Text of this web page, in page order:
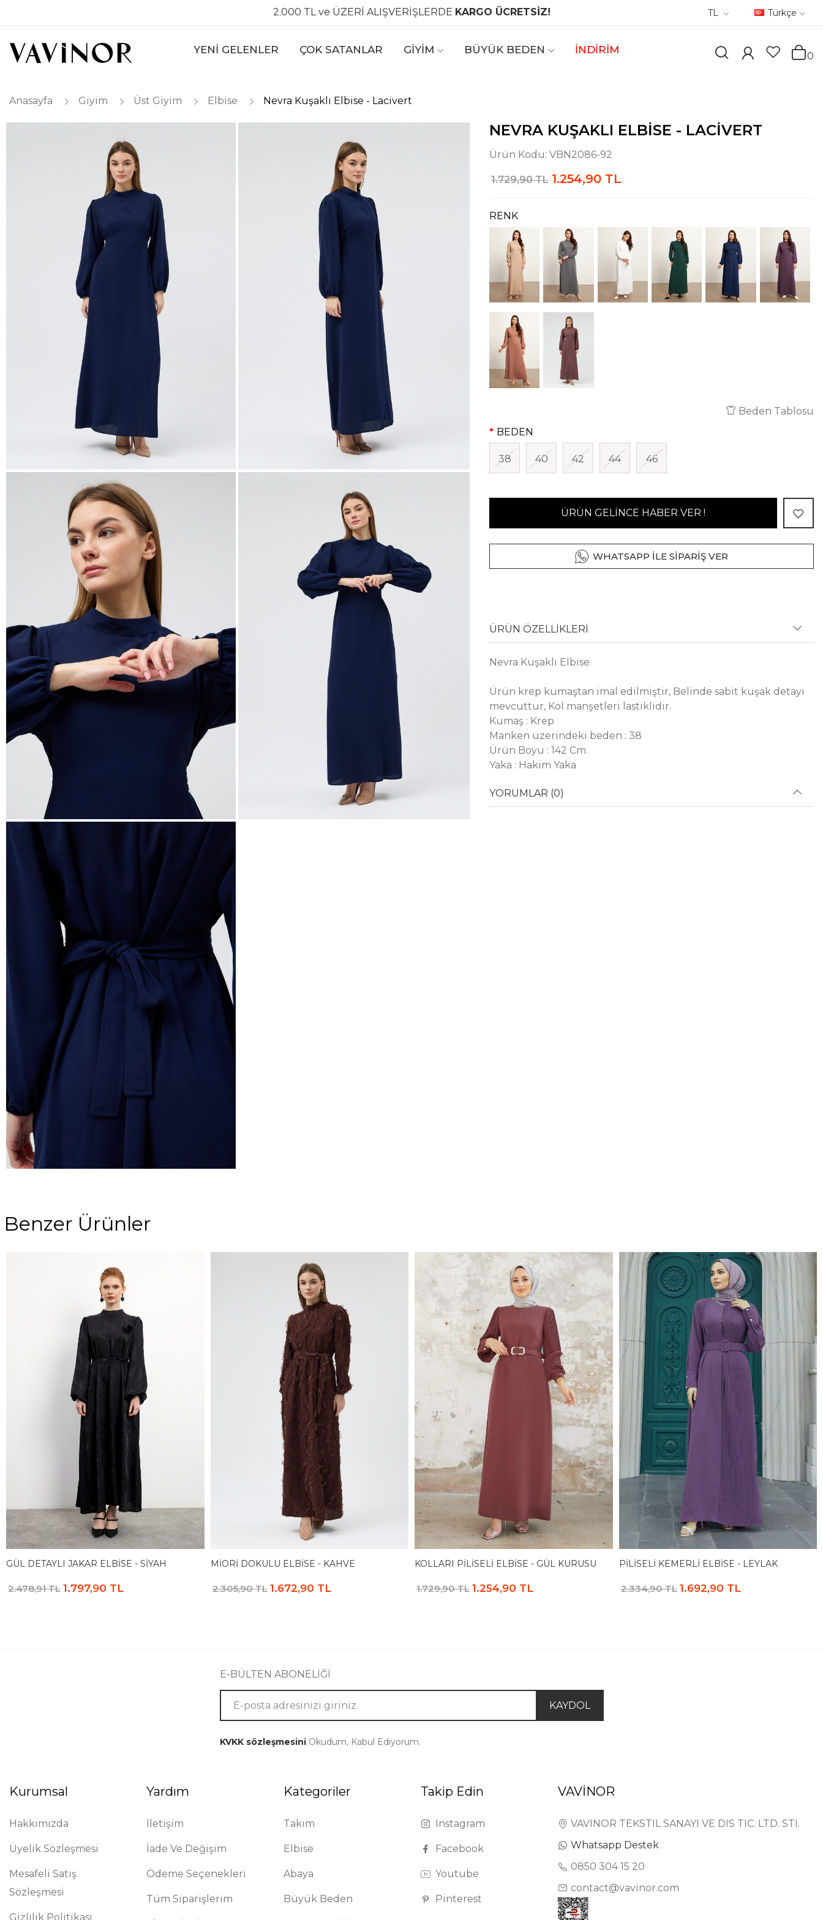
2.000 TL ve ÜZERİ ALIŞVERİŞLERDE KARGO ÜCRETSİZ! TL Türkçe
YENİ GELENLER ÇOK SATANLAR GİYİM BÜYÜK BEDEN İNDİRİM
0
Anasayfa Giyim Üst Giyim Elbise Nevra Kuşaklı Elbise - Lacivert
NEVRA KUŞAKLI ELBISE - LACIVERT
Ürün Kodu: VBN2086-92
1.729,90 TL 1.254,90 TL
RENK
Beden Tablosu
BEDEN
38 40 42 44 46
ÜRÜN GELİNCE HABER VER !
WHATSAPP İLE SİPARİŞ VER
ÜRÜN ÖZELLİKLERİ
Nevra Kuşaklı Elbise
Ürün krep kumaştan imal edilmiştir, Belinde sabit kuşak detayı
mevcuttur, Kol manşetleri lastiklidir.
Kumaş : Krep
Manken üzerindeki beden : 38
Ürün Boyu : 142 Cm
Yaka : Hakim Yaka
YORUMLAR (0)
Benzer Ürünler
GÜL DETAYLI JAKAR ELBISE - SIYAH
2.478,91 TL 1.797,90 TL
MIORI DOKULU ELBISE - KAHVE
2.305,90 TL 1.672,90 TL
KOLLARI PILISELI ELBISE - GÜL KURUSU
1.729,90 TL 1.254,90 TL
PILISELI KEMERLI ELBISE - LEYLAK
2.334,90 TL 1.692,90 TL
E-BÜLTEN ABONELİĞİ
KAYDOL
KVKK sözleşmesiniOkudum, Kabul Ediyorum.
Kurumsal
Hakkımızda
Üyelik Sözleşmesi
Mesafeli Satış
Sözleşmesi
Gizlilik Politikası
Yardım
İletişim
İade Ve Değişim
Ödeme Seçenekleri
Tüm Siparişlerim
Kategoriler
Takım
Elbise
Abaya
Büyük Beden
Takip Edin
Instagram
Facebook
Youtube
Pinterest
VAVİNOR
VAVINOR TEKSTIL SANAYI VE DIS TIC. LTD. STI.
Whatsapp Destek
0850 304 15 20
contact@vavinor.com